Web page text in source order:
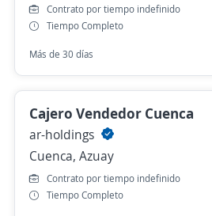
Contrato por tiempo indefinido
Tiempo Completo
Más de 30 días
Cajero Vendedor Cuenca
ar-holdings
Cuenca, Azuay
Contrato por tiempo indefinido
Tiempo Completo